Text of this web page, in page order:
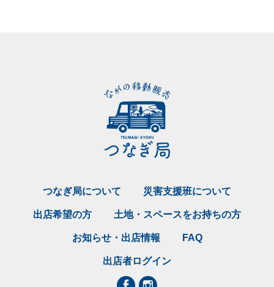
つなぎ局について 災害支援班について
出店希望の方 土地・スペースをお持ちの方
お知らせ・出店情報 FAQ
出店者ログイン